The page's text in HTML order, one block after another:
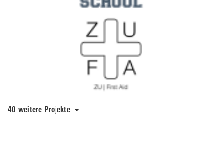
40 weitere Projekte